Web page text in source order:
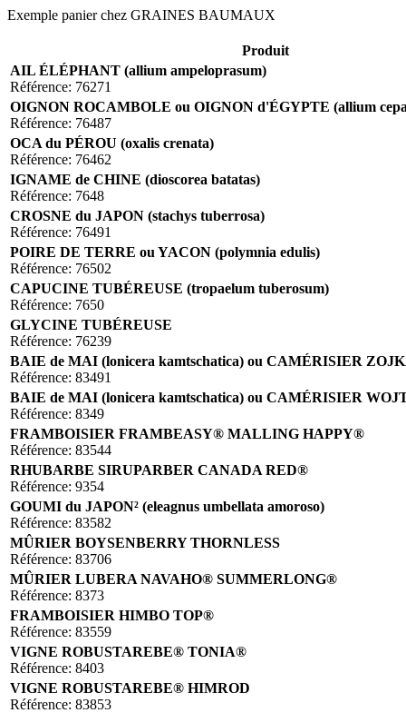
Exemple panier chez GRAINES BAUMAUX
Produit
AIL ÉLÉPHANT (allium ampeloprasum)
Référence: 76271
OIGNON ROCAMBOLE ou OIGNON d'ÉGYPTE (allium
Référence: 76487
OCA du PÉROU (oxalis crenata)
Référence: 76462
IGNAME de CHINE (dioscorea batatas)
Référence: 7648
CROSNE du JAPON (stachys tuberrosa)
Référence: 76491
POIRE DE TERRE ou YACON (polymnia edulis)
Référence: 76502
CAPUCINE TUBÉREUSE (tropaelum tuberosum)
Référence: 7650
GLYCINE TUBÉREUSE
Référence: 76239
BAIE de MAI (lonicera kamtschatica) ou CAMÉRISIER
Référence: 83491
BAIE de MAI (lonicera kamtschatica) ou CAMÉRISIER
Référence: 8349
FRAMBOISIER FRAMBEASY® MALLING HAPPY®
Référence: 83544
RHUBARBE SIRUPARBER CANADA RED®
Référence: 9354
GOUMI du JAPON² (eleagnus umbellata amoroso)
Référence: 83582
MÛRIER BOYSENBERRY THORNLESS
Référence: 83706
MÛRIER LUBERA NAVAHO® SUMMERLONG®
Référence: 8373
FRAMBOISIER HIMBO TOP®
Référence: 83559
VIGNE ROBUSTAREBE® TONIA®
Référence: 8403
VIGNE ROBUSTAREBE® HIMROD
Référence: 83853